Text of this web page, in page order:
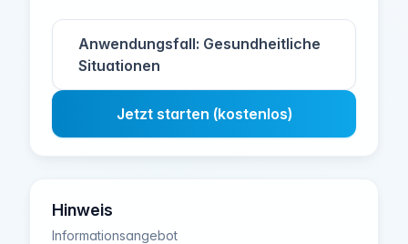
Anwendungsfall: Gesundheitliche
Situationen
Jetzt starten (kostenlos)
Hinweis
Informationsangebot